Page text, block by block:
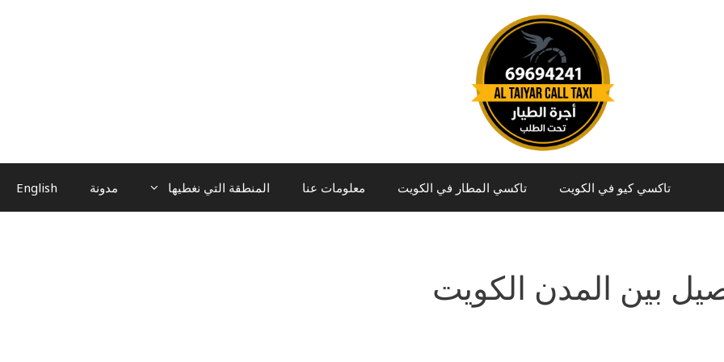
تاكسي كيو في الكويت تاكسي المطار في الكويت معلومات عنا المنطقة التي نغطيها مدونة English
بين المدن الكويت